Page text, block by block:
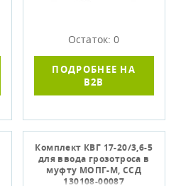
Остаток: 0
ПОДРОБНЕЕ НА
B2B
Комплект КВГ 17-20/3,6-5
для ввода грозотроса в
муфту МОПГ-М, ССД
130108-00087